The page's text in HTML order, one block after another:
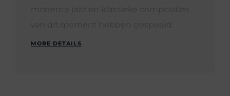
moderne jazz en klassieke composities
van dit moment hebben gespeeld.
MORE DETAILS